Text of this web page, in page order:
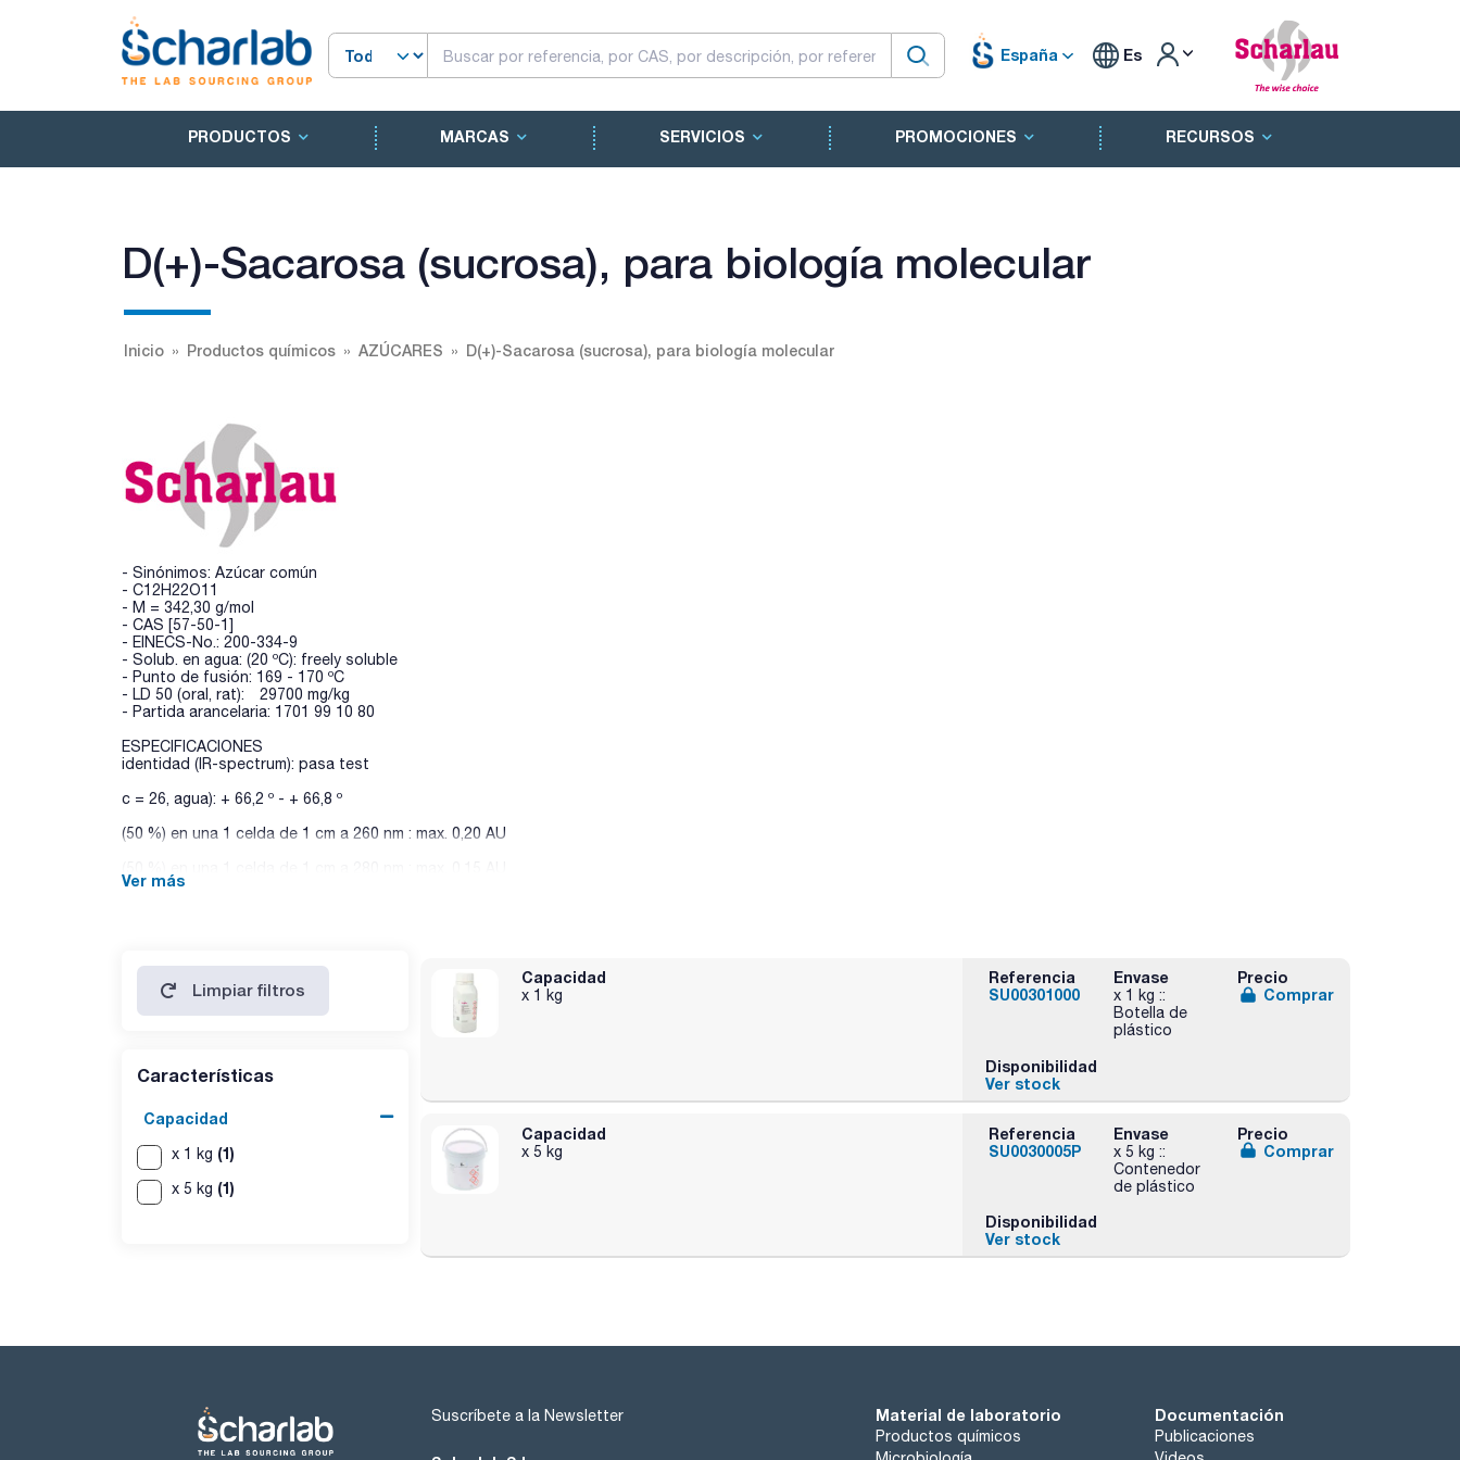
España Es
PRODUCTOS MARCAS SERVICIOS PROMOCIONES RECURSOS
D(+)-Sacarosa (sucrosa), para biología molecular
Inicio Productos químicos AZÚCARES D(+)-Sacarosa (sucrosa), para biología molecular
- Sinónimos: Azúcar común
- C12H22O11
- M = 342,30 g/mol
- CAS [57-50-1]
- EINECS-No.: 200-334-9
- Solub. en agua: (20 ºC): freely soluble
- Punto de fusión: 169 - 170 ºC
- LD 50 (oral, rat): 29700 mg/kg
- Partida arancelaria: 1701 99 10 80
ESPECIFICACIONES
identidad (IR-spectrum): pasa test
c = 26, agua): + 66,2 º - + 66,8 º
(50 %) en una 1 celda de 1 cm a 260 nm : max. 0,20 AU
metales pesados ( como Pb) : max 0,001 %
Ver más
Limpiar filtros
Características
Capacidad
x 1 kg (1)
x 5 kg (1)
Capacidad
x 1 kg
Referencia
SU00301000
Envase
x 1 kg ::
Botella de
plástico
Precio
Comprar
Disponibilidad
Ver stock
Capacidad
x 5 kg
Referencia
SU0030005P
Envase
x 5 kg ::
Contenedor
de plástico
Precio
Comprar
Disponibilidad
Ver stock
Suscríbete a la Newsletter Material de laboratorio
Productos químicos
Documentación
Publicaciones